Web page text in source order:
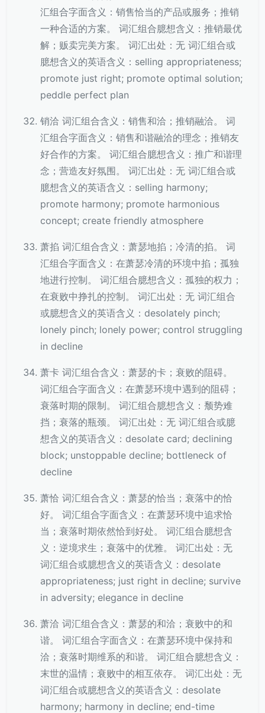
汇组合字面含义：销售恰当的产品或服务；推销
一种合适的方案。 词汇组合臆想含义：推销最优
解；贩卖完美方案。 词汇出处：无 词汇组合或
臆想含义的英语含义：selling appropriateness;
promote just right; promote optimal solution;
peddle perfect plan
销洽 词汇组合含义：销售和洽；推销融洽。 词
汇组合字面含义：销售和谐融洽的理念；推销友
好合作的方案。 词汇组合臆想含义：推广和谐理
念；营造友好氛围。 词汇出处：无 词汇组合或
臆想含义的英语含义：selling harmony;
promote harmony; promote harmonious
concept; create friendly atmosphere
萧掐 词汇组合含义：萧瑟地掐；冷清的掐。 词
汇组合字面含义：在萧瑟冷清的环境中掐；孤独
地进行控制。 词汇组合臆想含义：孤独的权力；
在衰败中挣扎的控制。 词汇出处：无 词汇组合
或臆想含义的英语含义：desolately pinch;
lonely pinch; lonely power; control struggling
in decline
萧卡 词汇组合含义：萧瑟的卡；衰败的阻碍。
词汇组合字面含义：在萧瑟环境中遇到的阻碍；
衰落时期的限制。 词汇组合臆想含义：颓势难
挡；衰落的瓶颈。 词汇出处：无 词汇组合或臆
想含义的英语含义：desolate card; declining
block; unstoppable decline; bottleneck of
decline
萧恰 词汇组合含义：萧瑟的恰当；衰落中的恰
好。 词汇组合字面含义：在萧瑟环境中追求恰
当；衰落时期依然恰到好处。 词汇组合臆想含
义：逆境求生；衰落中的优雅。 词汇出处：无
词汇组合或臆想含义的英语含义：desolate
appropriateness; just right in decline; survive
in adversity; elegance in decline
萧洽 词汇组合含义：萧瑟的和洽；衰败中的和
谐。 词汇组合字面含义：在萧瑟环境中保持和
洽；衰落时期维系的和谐。 词汇组合臆想含义：
末世的温情；衰败中的相互依存。 词汇出处：无
词汇组合或臆想含义的英语含义：desolate
harmony; harmony in decline; end-time